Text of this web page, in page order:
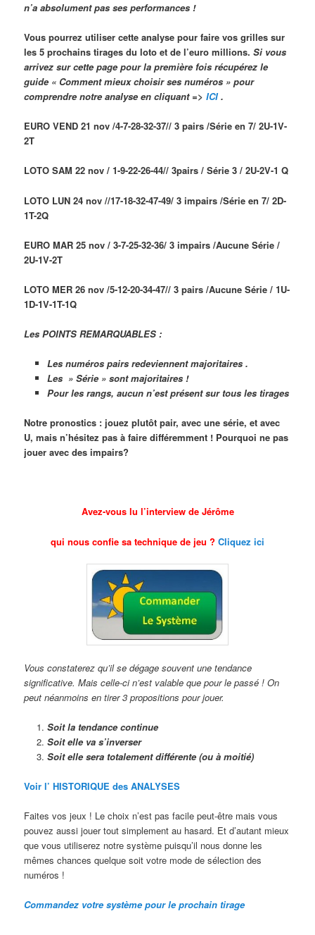
n’a absolument pas ses performances !
Vous pourrez utiliser cette analyse pour faire vos grilles sur
les 5 prochains tirages du loto et de l’euro millions.Si vous
arrivez sur cette page pour la première foisrécupérez le
guide « Comment mieux choisir ses numéros »pour
comprendre notre analyseen cliquant =>ICI.
EURO VEND 21 nov /4-7-28-32-37// 3 pairs /Série en 7/ 2U-1V-
2T
LOTO SAM 22 nov / 1-9-22-26-44// 3pairs / Série 3 / 2U-2V-1 Q
LOTO LUN 24 nov //17-18-32-47-49/ 3 impairs /Série en 7/ 2D-
1T-2Q
EURO MAR 25 nov / 3-7-25-32-36/ 3 impairs /Aucune Série /
2U-1V-2T
LOTO MER 26 nov /5-12-20-34-47// 3 pairs /Aucune Série / 1U-
1D-1V-1T-1Q
Les POINTS REMARQUABLES :
Les numéros pairs redeviennent majoritaires .
Les » Série » sont majoritaires !
Pour les rangs, aucun n’est présent sur tous les tirages
Notre pronostics : jouez plutôt pair, avec une série, et avec
U, mais n’hésitez pas à faire différemment ! Pourquoi ne pas
jouer avec des impairs?
Avez-vous lu l’interview de Jérôme
qui nous confie sa technique de jeu ? Cliquez ici
Vous constaterez qu’il se dégage souvent une tendance
significative. Mais celle-ci n’est valable que pour le passé ! On
peut néanmoins en tirer 3 propositions pour jouer.
Soit la tendance continue
Soit elle va s’inverser
Soit elle sera totalement différente (ou à moitié)
Voir l’ HISTORIQUE des ANALYSES
Faites vos jeux ! Le choix n’est pas facile peut-être mais vous
pouvez aussi jouer tout simplement au hasard. Et d’autant mieux
que vous utiliserez notre système puisqu’il nous donne les
mêmes chances quelque soit votre mode de sélection des
numéros !
Commandez votre système pour le prochain tirage